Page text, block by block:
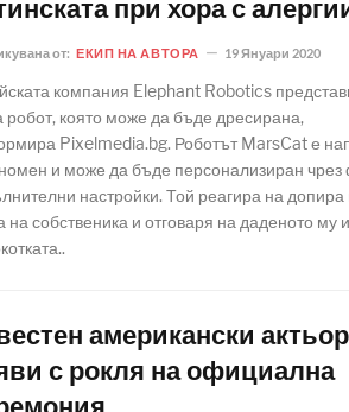
при хора с
от: ЕКИП НА АВТОРА 19 Януари 2020
компания Elephant Robotics
робот, която може да бъде дресирана,
Pixelmedia.bg. Роботът MarsCat е
и може да бъде персонализиран чрез
настройки. Той реагира на допира
на собственика и отговаря на даденото му
американски
с рокля на официална